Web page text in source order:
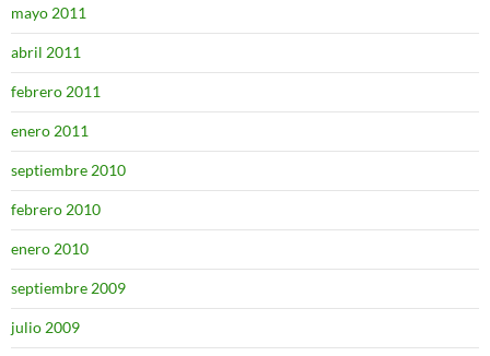
mayo 2011
abril 2011
febrero 2011
enero 2011
septiembre 2010
febrero 2010
enero 2010
septiembre 2009
julio 2009